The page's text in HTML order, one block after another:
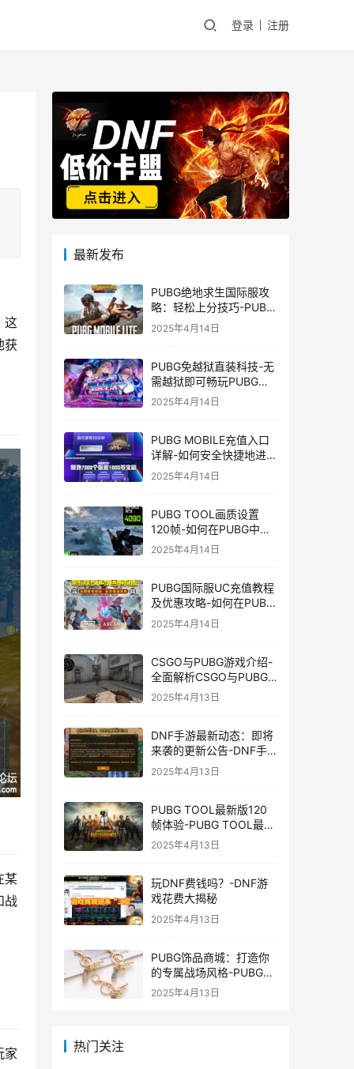
登录 注册
这
获
某
战
家
最新发布
PUBG绝地求生国际服攻
略：轻松上分技巧-PUBG
绝地求生国际服新手入门
2025年4月14日
PUBG免越狱直装科技-无
需越狱即可畅玩PUBG的
安装技巧
2025年4月14日
PUBG MOBILE充值入口
详解-如何安全快捷地进行
PUBG MOBILE充值
2025年4月14日
PUBG TOOL画质设置
120帧-如何在PUBG中使
用PUBG TOOL实现120
2025年4月14日
PUBG国际服UC充值教程
及优惠攻略-如何在PUBG
国际服中进行高效且安全
的UC充值
2025年4月14日
CSGO与PUBG游戏介绍-
全面解析CSGO与PUBG
这两款热门射击游戏
2025年4月13日
DNF手游最新动态：即将
来袭的更新公告-DNF手
游最新消息与更新时间表
2025年4月13日
PUBG TOOL最新版120
帧体验-PUBG TOOL最新
版120帧游戏体验优化
2025年4月13日
玩DNF费钱吗？-DNF游
戏花费大揭秘
2025年4月13日
PUBG饰品商城：打造你
的专属战场风格-PUBG游
戏内饰品购买指南
2025年4月13日
热门关注